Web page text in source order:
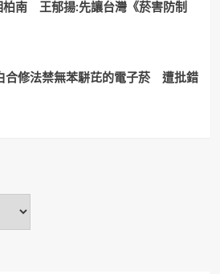
柏南 王郁揚:先讓台灣《菸害防制
合修法禁無苯駢芘的電子菸 遭批錯